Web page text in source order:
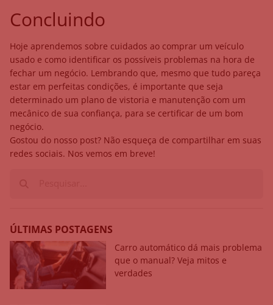
Concluindo
Hoje aprendemos sobre cuidados ao comprar um veículo
usado e como identificar os possíveis problemas na hora de
fechar um negócio. Lembrando que, mesmo que tudo pareça
estar em perfeitas condições, é importante que seja
determinado um plano de vistoria e manutenção com um
mecânico de sua confiança, para se certificar de um bom
negócio.
Gostou do nosso post? Não esqueça de compartilhar em suas
redes sociais. Nos vemos em breve!
ÚLTIMAS POSTAGENS
Carro automático dá mais problema
que o manual? Veja mitos e
verdades